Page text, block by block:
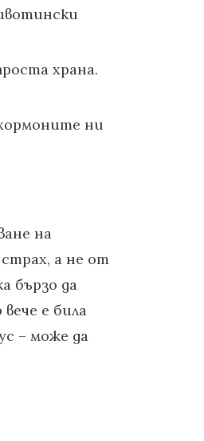
храна.
ни
на
а не от
бързо да
е била
– може да